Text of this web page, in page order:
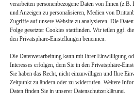
verarbeiten personenbezogene Daten von Ihnen
und Anzeigen zu personalisieren, Medien von
Zugriffe auf unsere Website zu analysieren. Die
Folge gesetzter Cookies stattfinden. Wir teilen ggf.
den Privatsphäre-Einstellungen benennen.
Die Datenverarbeitung kann mit Ihrer Einwilligung
Interesses erfolgen, dem Sie in den Privatsphäre-
Sie haben das Recht, nicht einzuwilligen und Ihre
Zeitpunkt zu ändern oder zu widerrufen. Weitere
Daten finden Sie in unserer Datenschutzerklärung.
Copyright
RBB-Köln 2022